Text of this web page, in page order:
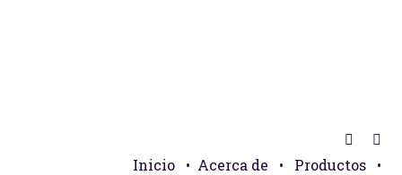
Inicio • Acerca de • Productos
•